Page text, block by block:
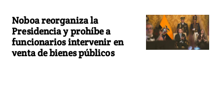
Noboa reorganiza la
Presidencia y prohíbe a
funcionarios intervenir en
venta de bienes públicos